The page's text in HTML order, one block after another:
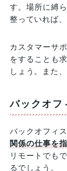
す。場所に縛
整っていれば
カスタマーサ
をすることも
しょう。また
バックオフ
バックオフィ
関係の仕事を
リモートでも
るでしょう。